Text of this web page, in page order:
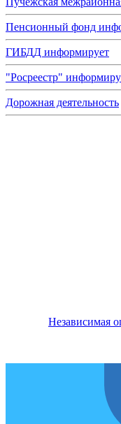
Пенсионный фонд
ГИБДД информирует
"Росреестр"
Дорожная деятельность
Независимая